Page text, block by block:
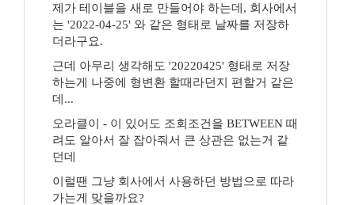
제가 테이블을 새로 만들어야 하는데, 회사에서
는 '2022-04-25' 와 같은 형태로 날짜를 저장하
더라구요.
근데 아무리 생각해도 '20220425' 형태로 저장
하는게 나중에 형변환 할때라던지 편할거 같은
데...
오라클이 - 이 있어도 조회조건을 BETWEEN 때
려도 알아서 잘 잡아줘서 큰 상관은 없는거 같
던데
이럴땐 그냥 회사에서 사용하던 방법으로 따라
가는게 맞을까요?